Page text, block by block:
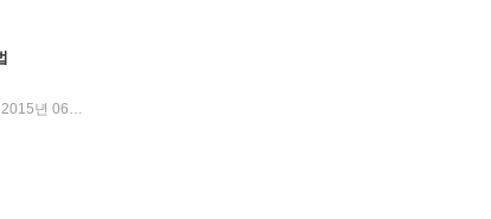
2015년 06월 08일